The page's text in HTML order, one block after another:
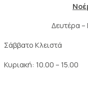
Δευτέρα –
Σάββατο Κλειστά
Κυριακή: 10.00 – 15.00